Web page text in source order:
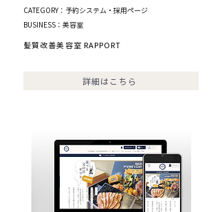
CATEGORY：予約システム・採用ページ
BUSINESS：美容室
髪質改善美容室 RAPPORT
詳細はこちら